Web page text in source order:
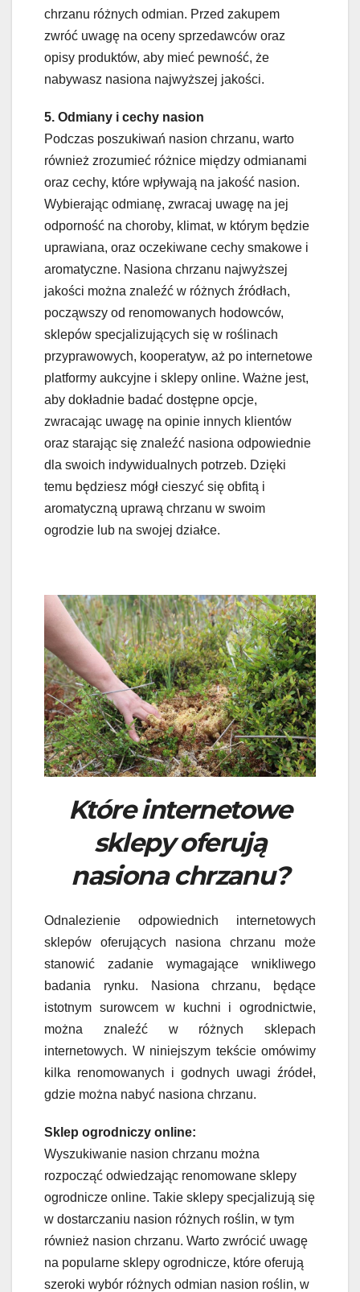
chrzanu różnych odmian. Przed zakupem
zwróć uwagę na oceny sprzedawców oraz
opisy produktów, aby mieć pewność, że
nabywasz nasiona najwyższej jakości.
5. Odmiany i cechy nasion
Podczas poszukiwań nasion chrzanu, warto
również zrozumieć różnice między odmianami
oraz cechy, które wpływają na jakość nasion.
Wybierając odmianę, zwracaj uwagę na jej
odporność na choroby, klimat, w którym będzie
uprawiana, oraz oczekiwane cechy smakowe i
aromatyczne. Nasiona chrzanu najwyższej
jakości można znaleźć w różnych źródłach,
począwszy od renomowanych hodowców,
sklepów specjalizujących się w roślinach
przyprawowych, kooperatyw, aż po internetowe
platformy aukcyjne i sklepy online. Ważne jest,
aby dokładnie badać dostępne opcje,
zwracając uwagę na opinie innych klientów
oraz starając się znaleźć nasiona odpowiednie
dla swoich indywidualnych potrzeb. Dzięki
temu będziesz mógł cieszyć się obfitą i
aromatyczną uprawą chrzanu w swoim
ogrodzie lub na swojej działce.
Które internetowe
sklepy oferują
nasiona chrzanu?
Odnalezienie odpowiednich internetowych
sklepów oferujących nasiona chrzanu może
stanowić zadanie wymagające wnikliwego
badania rynku. Nasiona chrzanu, będące
istotnym surowcem w kuchni i ogrodnictwie,
można znaleźć w różnych sklepach
internetowych. W niniejszym tekście omówimy
kilka renomowanych i godnych uwagi źródeł,
gdzie można nabyć nasiona chrzanu.
Sklep ogrodniczy online:
Wyszukiwanie nasion chrzanu można
rozpocząć odwiedzając renomowane sklepy
ogrodnicze online. Takie sklepy specjalizują się
w dostarczaniu nasion różnych roślin, w tym
również nasion chrzanu. Warto zwrócić uwagę
na popularne sklepy ogrodnicze, które oferują
szeroki wybór różnych odmian nasion roślin, w